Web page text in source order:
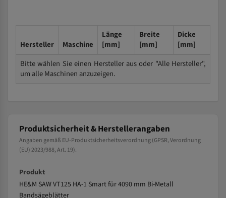
Hersteller Maschine
Länge
[mm]
Breite
[mm]
Dicke
[mm]
Bitte wählen Sie einen Hersteller aus oder "Alle Hersteller",
um alle Maschinen anzuzeigen.
Produktsicherheit & Herstellerangaben
Angaben gemäß EU-Produktsicherheitsverordnung (GPSR, Verordnung
(EU) 2023/988, Art. 19).
Produkt
HE&M SAW VT125 HA-1 Smart für 4090 mm Bi-Metall
Bandsägeblätter